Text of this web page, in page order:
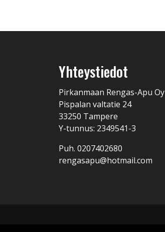
Yhteystiedot
Pirkanmaan Rengas-Apu Oy
Pispalan valtatie 24
33250 Tampere
Y-tunnus: 2349541-3
Puh. 0207402680
rengasapu@hotmail.com